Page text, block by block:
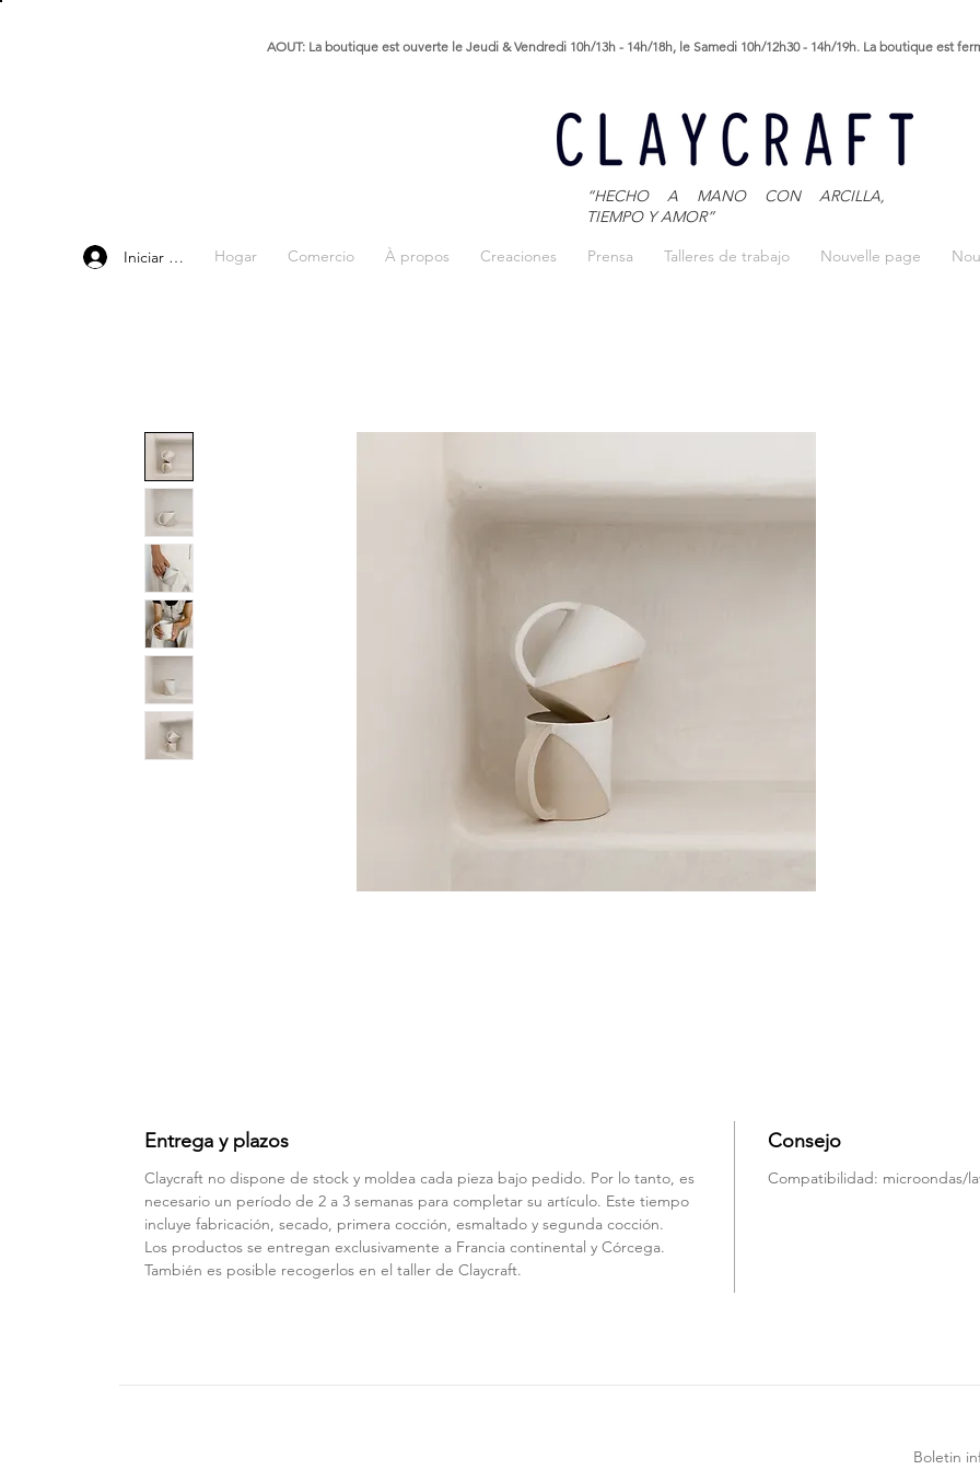
AOUT: La boutique est ouverte le Jeudi & Vendredi 10h/13h - 14h/18h, le Samedi 10h/12h30 - 14h/19h. La boutique est
“HECHO A MANO CON ARCILLA,
TIEMPO Y AMOR”
Iniciar sesión Hogar Comercio À propos Creaciones Prensa Talleres de trabajo Nouvelle page
Entrega y plazos
Claycraft no dispone de stock y moldea cada pieza bajo pedido. Por lo tanto, es
necesario un período de 2 a 3 semanas para completar su artículo. Este tiempo
incluye fabricación, secado, primera cocción, esmaltado y segunda cocción.
Los productos se entregan exclusivamente a Francia continental y Córcega.
También es posible recogerlos en el taller de Claycraft.
Consejo
Compatibilidad: microondas/
Boletin